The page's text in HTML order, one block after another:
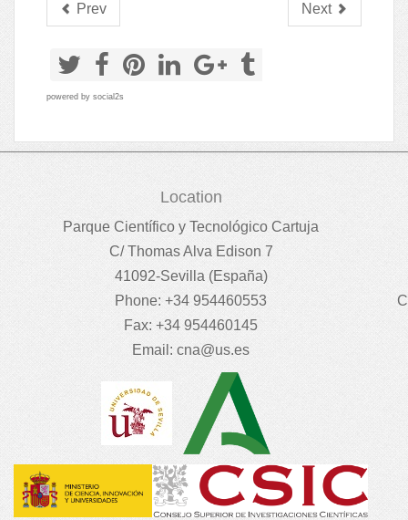
Prev Next
powered by social2s
Location
Parque Científico y Tecnológico Cartuja
C/ Thomas Alva Edison 7
41092-Sevilla (España)
Phone: +34 954460553
Fax: +34 954460145
Email: cna@us.es